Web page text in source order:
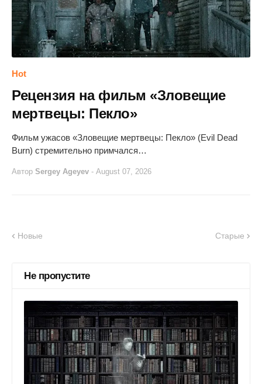
Hot
Рецензия на фильм «Зловещие
мертвецы: Пекло»
Фильм ужасов «Зловещие мертвецы: Пекло» (Evil Dead
Burn) стремительно примчался…
Автор Sergey Ageyev - August 07, 2026
Новые Старые
Не пропустите